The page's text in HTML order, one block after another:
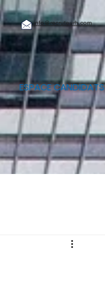
info@recruteurh.com
ESPACE CANDIDATS